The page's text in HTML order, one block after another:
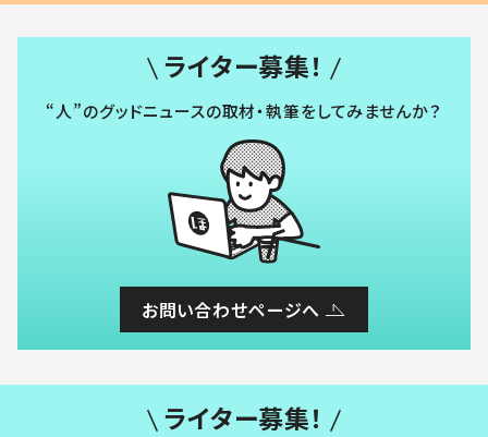
ライター募集！
“人”のグッドニュースの取材・執筆をしてみませんか？
お問い合わせページへ
ライター募集！